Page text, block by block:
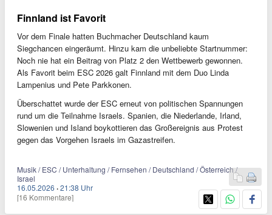
Finnland ist Favorit
Vor dem Finale hatten Buchmacher Deutschland kaum
Siegchancen eingeräumt. Hinzu kam die unbeliebte Startnummer:
Noch nie hat ein Beitrag von Platz 2 den Wettbewerb gewonnen.
Als Favorit beim ESC 2026 galt Finnland mit dem Duo Linda
Lampenius und Pete Parkkonen.
Überschattet wurde der ESC erneut von politischen Spannungen
rund um die Teilnahme Israels. Spanien, die Niederlande, Irland,
Slowenien und Island boykottieren das Großereignis aus Protest
gegen das Vorgehen Israels im Gazastreifen.
Musik / ESC / Unterhaltung / Fernsehen / Deutschland / Österreich /
Israel
16.05.2026 ·21:38 Uhr
[16 Kommentare]